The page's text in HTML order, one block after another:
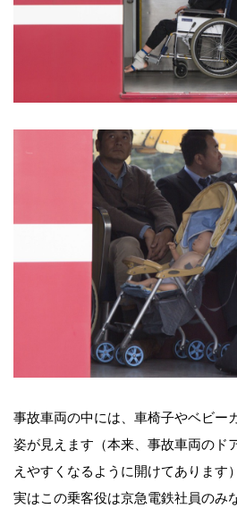
事故車両の中には、車椅子やベビー
姿が見えます（本来、事故車両のド
えやすくなるように開けてあります）
実はこの乗客役は京急電鉄社員のみ